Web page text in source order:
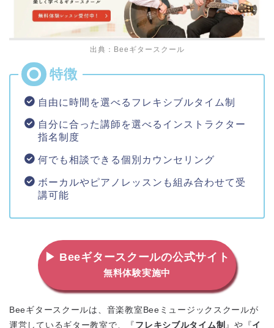
出典：Beeギタースクール
自由に時間を選べるフレキシブルタイム制
自分に合った講師を選べるインストラクター
指名制度
何でも相談できる個別カウンセリング
ボーカルやピアノレッスンも組み合わせて受
講可能
▶ Beeギタースクールの公式サイト
無料体験実施中
Beeギタースクールは、音楽教室Beeミュージックスクールが
運営しているギター教室で、『フレキシブルタイム制 』や『イ